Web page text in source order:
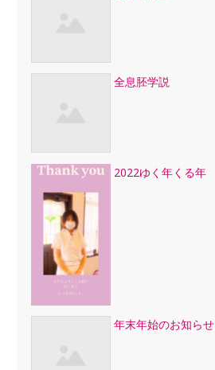
全息胚学説
2022ゆく年くる年
年末年始のお知らせ